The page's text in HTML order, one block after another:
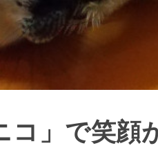
コ」で笑顔